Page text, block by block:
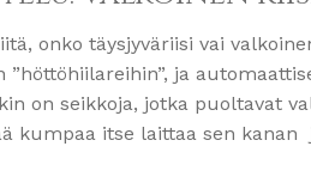
onko täysjyväriisi vai
”höttöhiilareihin”, ja
on seikkoja, jotka puoltavat
kumpaa itse laittaa sen kanan